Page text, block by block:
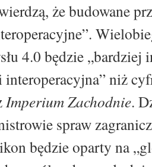
że budowane
4.0 będzie
interoperacyjna” niż
Imperium Zachodnie.
spraw
będzie oparty na